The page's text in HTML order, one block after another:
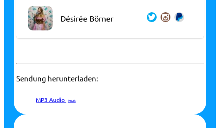
Désirée Börner
Sendung herunterladen:
MP3 Audio 89 MB